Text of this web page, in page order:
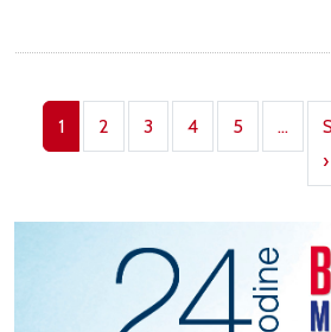
Pagination
1 2 3 4 5 …
›